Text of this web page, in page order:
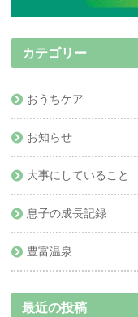
カテゴリー
おうちケア
お知らせ
大事にしていること
息子の成長記録
豊富温泉
最近の投稿